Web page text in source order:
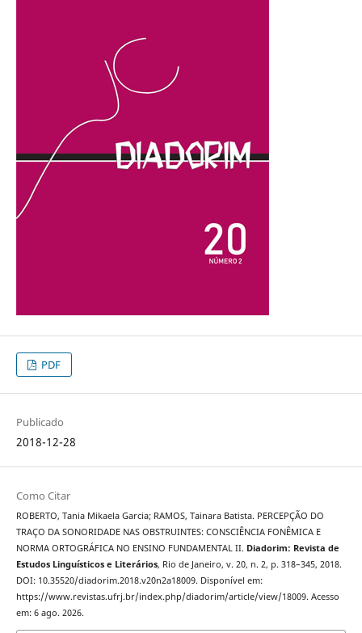
PDF
Publicado
2018-12-28
Como Citar
ROBERTO, Tania Mikaela Garcia; RAMOS, Tainara Batista. PERCEPÇÃO DO
TRAÇO DA SONORIDADE NAS OBSTRUINTES: CONSCIÊNCIA FONÊMICA E
NORMA ORTOGRÁFICA NO ENSINO FUNDAMENTAL II. Diadorim: Revista de
Estudos Linguísticos e Literários, Rio de Janeiro, v. 20, n. 2, p. 318–345, 2018.
DOI: 10.35520/diadorim.2018.v20n2a18009. Disponível em:
https://www.revistas.ufrj.br/index.php/diadorim/article/view/18009. Acesso
em: 6 ago. 2026.